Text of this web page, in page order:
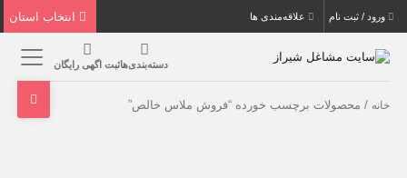
ورود / ثبت نام علاقه‌مندی ها
دسته‌بندی‌هاثبت اگهی رایگان
خانه / محصولات برچسب خورده “فروش ملاس خالص”